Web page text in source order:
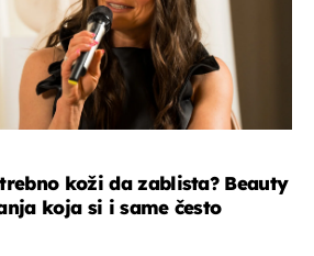
koži da zablista? Beauty
koja si i same često